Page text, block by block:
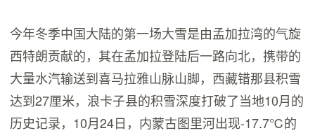
今年冬季中国大陆的第一场大雪是由孟加拉湾的气旋
西特朗贡献的，其在孟加拉登陆后一路向北，携带的
大量水汽输送到喜马拉雅山脉山脚，西藏错那县积雪
达到27厘米，浪卡子县的积雪深度打破了当地10月的
历史记录，10月24日，内蒙古图里河出现-17.7℃的